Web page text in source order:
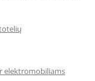
elektromobiliams